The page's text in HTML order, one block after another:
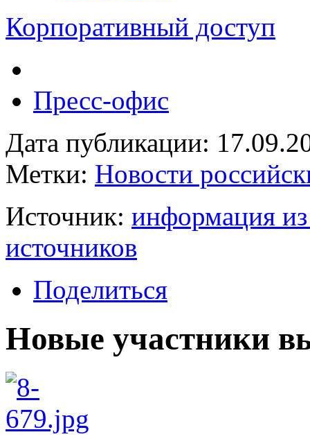
Корпоративный доступ
Пресс-офис
Дата публикации:
Метки: Новости
Источник: информация
источников
Поделиться
Новые участники